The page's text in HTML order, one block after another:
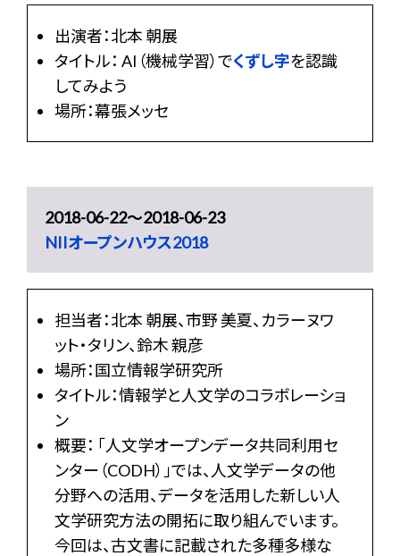
出演者：北本 朝展
タイトル： AI（機械学習）でくずし字を認識
してみよう
場所：幕張メッセ
2018-06-22〜2018-06-23
NIIオープンハウス2018
担当者：北本 朝展、市野 美夏、カラーヌワ
ット・タリン、鈴木 親彦
場所：国立情報学研究所
タイトル：情報学と人文学のコラボレーショ
ン
概要： 「人文学オープンデータ共同利用セ
ンター（CODH）」では、人文学データの他
分野への活用、データを活用した新しい人
文学研究方法の開拓に取り組んでいます。
今回は、古文書に記載された多種多様な